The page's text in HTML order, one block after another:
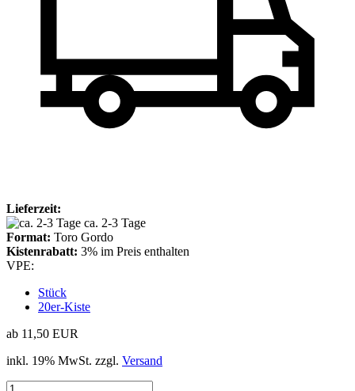
Lieferzeit:
ca. 2-3 Tage
Format: Toro Gordo
Kistenrabatt: 3% im Preis enthalten
VPE:
Stück
20er-Kiste
ab 11,50 EUR
inkl. 19% MwSt. zzgl. Versand